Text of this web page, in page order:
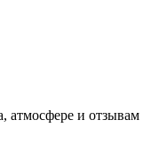
атмосфере и отзывам